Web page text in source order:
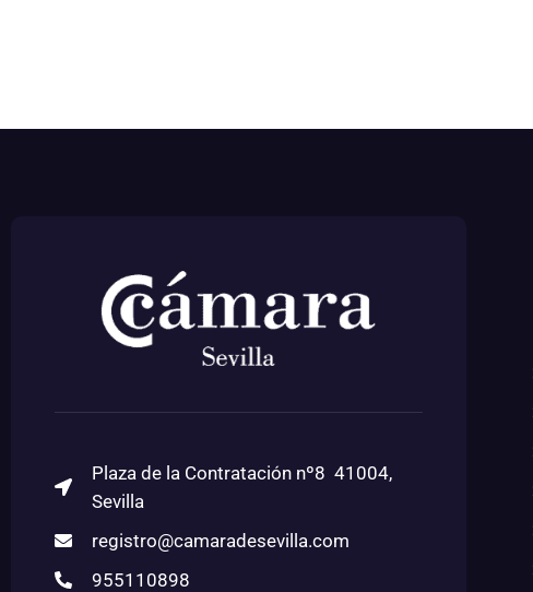
Plaza de la Contratación nº8 41004,
Sevilla
registro@camaradesevilla.com
955110898